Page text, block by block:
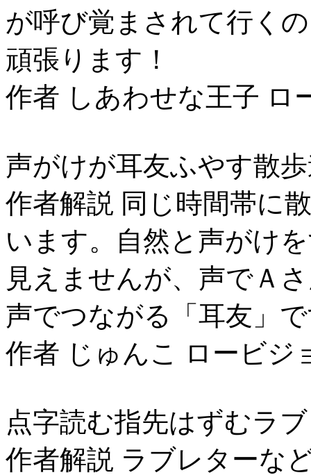
が呼び覚まされて行く
頑張ります！
作者 しあわせな王子 ロ
声がけが耳友ふやす散
作者解説 同じ時間帯に
います。自然と声がけ
見えませんが、声でＡ
声でつながる「耳友」
作者 じゅんこ ロービジ
点字読む指先はずむラ
作者解説 ラブレターな